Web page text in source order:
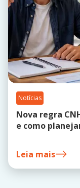
Notícias
Nova regra
e como
Leia mais